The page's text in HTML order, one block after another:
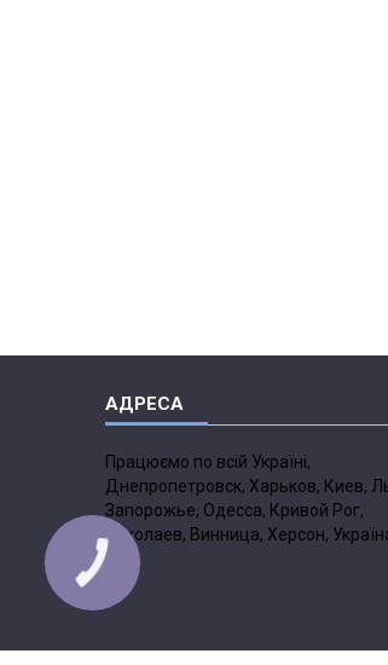
Працюємо по всій Україні,
Днепропетровск, Харьков, Киев,
Запорожье, Одесса, Кривой Рог,
Николаев, Винница, Херсон,